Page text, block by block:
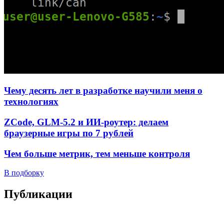
Чему десять лет в разработке научили меня о
технологиях
ZCode, GLM-5.2 и ИИ-роутер: делаем
браузерные игры по 7 рублей
Чем больше метрик, тем меньше контроля
В подборку
Публикации